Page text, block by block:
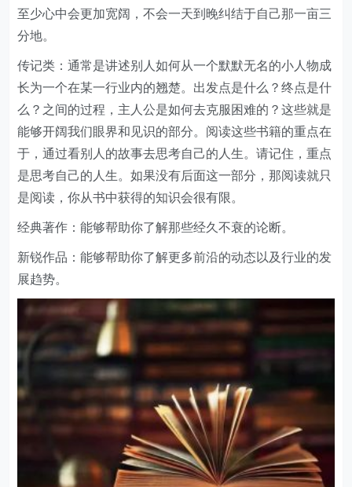
至少心中会更加宽阔，不会一天到晚纠结于自己那一亩三
分地。
传记类：通常是讲述别人如何从一个默默无名的小人物成
长为一个在某一行业内的翘楚。出发点是什么？终点是什
么？之间的过程，主人公是如何去克服困难的？这些就是
能够开阔我们眼界和见识的部分。阅读这些书籍的重点在
于，通过看别人的故事去思考自己的人生。请记住，重点
是思考自己的人生。如果没有后面这一部分，那阅读就只
是阅读，你从书中获得的知识会很有限。
经典著作：能够帮助你了解那些经久不衰的论断。
新锐作品：能够帮助你了解更多前沿的动态以及行业的发
展趋势。